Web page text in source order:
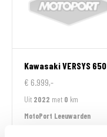
KawasakiVERSYS 650
€ 6.999,-
Uit 2022 met 0 km
MotoPort Leeuwarden